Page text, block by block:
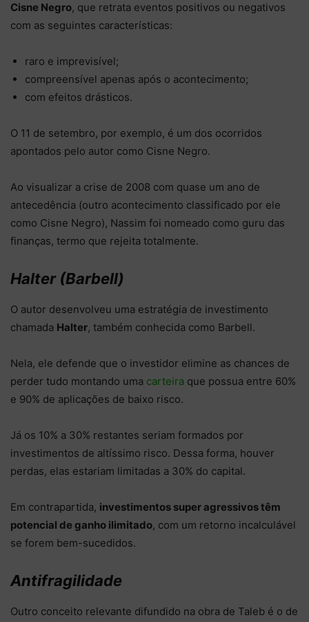
Cisne Negro, que retrata eventos positivos ou negativos
com as seguintes características:
raro e imprevisível;
compreensível apenas após o acontecimento;
com efeitos drásticos.
O 11 de setembro, por exemplo, é um dos ocorridos
apontados pelo autor como Cisne Negro.
Ao visualizar a crise de 2008 com quase um ano de
antecedência (outro acontecimento classificado por ele
como Cisne Negro), Nassim foi nomeado como guru das
finanças, termo que rejeita totalmente.
Halter (Barbell)
O autor desenvolveu uma estratégia de investimento
chamada Halter, também conhecida como Barbell.
Nela, ele defende que o investidor elimine as chances de
perder tudo montando uma carteira que possua entre 60%
e 90% de aplicações de baixo risco.
Já os 10% a 30% restantes seriam formados por
investimentos de altíssimo risco. Dessa forma, houver
perdas, elas estariam limitadas a 30% do capital.
Em contrapartida, investimentos super agressivos têm
potencial de ganho ilimitado, com um retorno incalculável
se forem bem-sucedidos.
Antifragilidade
Outro conceito relevante difundido na obra de Taleb é o de